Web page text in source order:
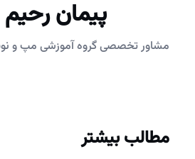
پیمان رحیم
مشاور تخصصی گروه آموزشی مپ و
مطالب بیشتر